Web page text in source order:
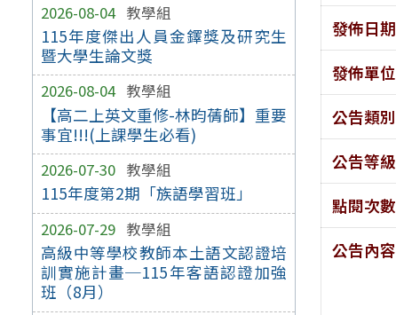
2026-08-04 教學組
115年度傑出人員金鐸獎及研究生
暨大學生論文獎
2026-08-04 教學組
【高二上英文重修-林昀蒨師】重要
事宜!!!(上課學生必看)
2026-07-30 教學組
115年度第2期「族語學習班」
2026-07-29 教學組
高級中等學校教師本土語文認證培
訓實施計畫─115年客語認證加強
班（8月）
發佈日期
發佈單位
公告類別
公告等級
點閱次數
公告內容